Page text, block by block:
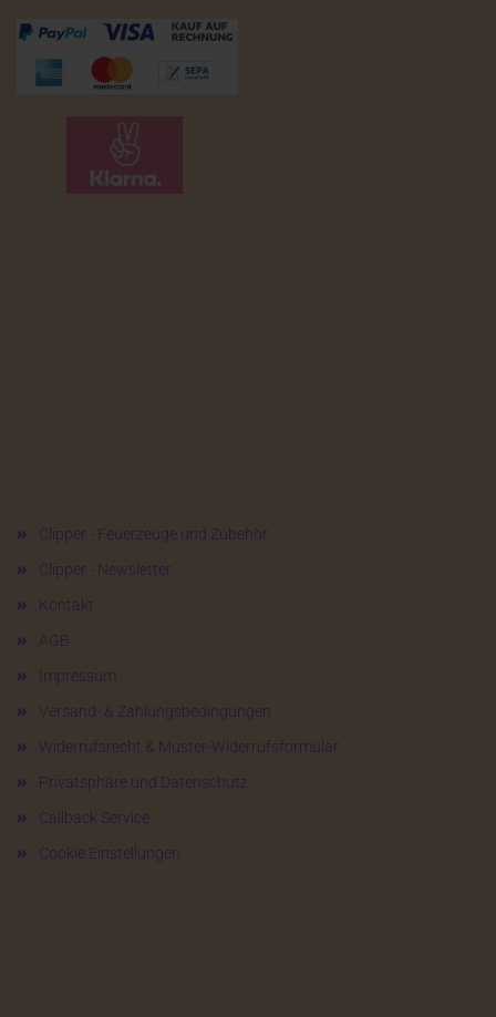
Clipper - Feuerzeuge und Zubehör
Clipper - Newsletter
Kontakt
AGB
Impressum
Versand- & Zahlungsbedingungen
Widerrufsrecht & Muster-Widerrufsformular
Privatsphäre und Datenschutz
Callback Service
Cookie Einstellungen